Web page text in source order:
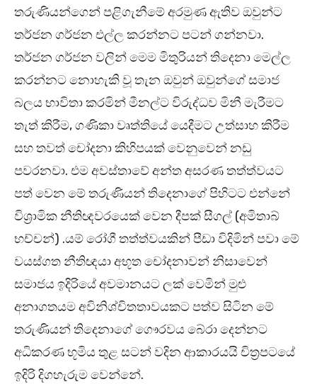
තරුණියන්ගෙන් පළිගැනීමේ අරමුණ ඇතිව ඔවුන්ට
තර්ජන ගර්ජන එල්ල කරන්නට පටන් ගන්නවා.
තර්ජන ගර්ජන වලින් මෙම මිතුරියන් තිදෙනා මෙල්ල
කරන්නට නොහැකි වූ තැන ඔවුන් ඔවුන්ගේ සමාජ
බලය භාවිතා කරමින් මීනල්ට විරුද්ධව මිනී මැරීමට
තැත් කිරීම, ගණිකා වෘත්තියේ යෙදීමට උත්සාහ කිරීම
සහ තවත් චෝදනා කිහිපයක් වෙනුවෙන් නඩු
පවරනවා. එම අවස්තාවේ අන්ත අසරණ තත්ත්වයට
පත් වෙන මේ තරුණියන් තිදෙනාගේ පිහිටට එන්නේ
විශ්‍රාමික නීතිඥවරයෙක් වෙන දීපක් සීගල් (අමිතාබ්
භච්චන්) .යම් රෝගී තත්ත්වයකින් පීඩා විදිමින් පවා මේ
වයස්ගත නීතිඥයා අභූත චෝදනාවන් නිසාවෙන්
සමාජය ඉදිරියේ අවමානයට ලක් වෙමින් මුළු
අනාගතයම අවිනිශ්චිතතාවයකට පත්ව සිටින මේ
තරුණියන් තිදෙනාගේ ගෞරවය බේරා දෙන්නට
අධිකරණ භූමිය තුළ සටන් වදින ආකාරයයි චිත්‍රපටයේ
ඉදිරි දිගහැරුම වෙන්නේ.